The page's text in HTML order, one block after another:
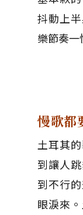
抖動上
樂節奏
慢歌都
土耳其
到讓人
到不行
眼淚來